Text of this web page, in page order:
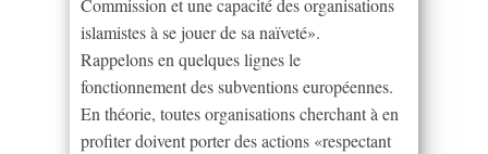
Commission et une capacité des organisations
islamistes à se jouer de sa naïveté».
Rappelons en quelques lignes le
fonctionnement des subventions européennes.
En théorie, toutes organisations cherchant à en
profiter doivent porter des actions «respectant